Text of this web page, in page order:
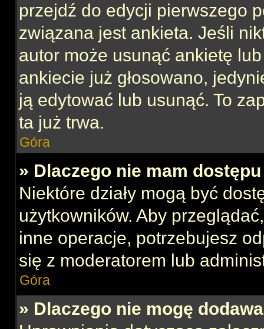
przejdź do edycji pierwszego
związana jest ankieta. Jeśli
autor może usunąć ankietę
ankiecie już głosowano,
ją edytować lub usunąć. To
ta już trwa.
Góra
» Dlaczego nie mam dostępu
Niektóre działy mogą być
użytkowników. Aby
inne operacje, potrzebujesz
się z moderatorem lub
Góra
» Dlaczego nie mogę